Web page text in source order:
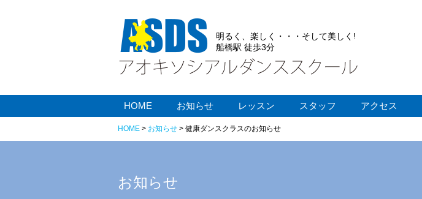
明るく、楽しく・・・そして美しく!
船橋駅 徒歩3分
HOME お知らせ レッスン スタッフ アクセス
HOME > お知らせ > 健康ダンスクラスのお知らせ
お知らせ